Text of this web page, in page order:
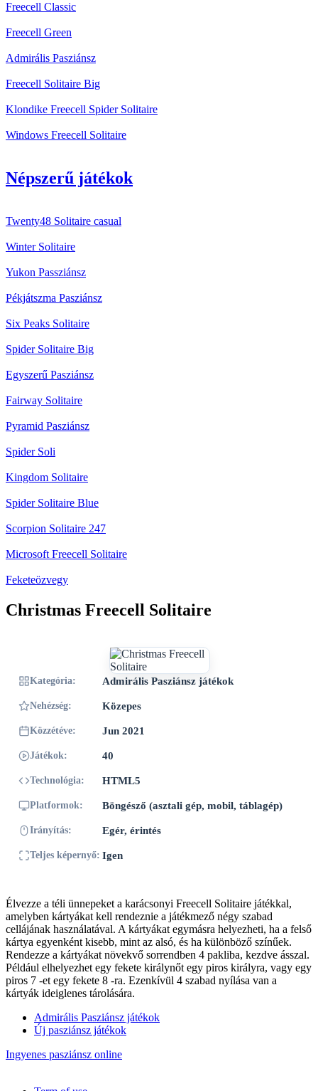
Freecell Classic
Freecell Green
Admirális Pasziánsz
Freecell Solitaire Big
Klondike Freecell Spider Solitaire
Windows Freecell Solitaire
Népszerű játékok
Twenty48 Solitaire casual
Winter Solitaire
Yukon Passziánsz
Pékjátszma Pasziánsz
Six Peaks Solitaire
Spider Solitaire Big
Egyszerű Pasziánsz
Fairway Solitaire
Pyramid Pasziánsz
Spider Soli
Kingdom Solitaire
Spider Solitaire Blue
Scorpion Solitaire 247
Microsoft Freecell Solitaire
Feketeözvegy
Christmas Freecell Solitaire
Kategória: Admirális Pasziánsz játékok
Nehézség: Közepes
Közzétéve: Jun 2021
Játékok: 40
Technológia: HTML5
Platformok: Böngésző (asztali gép, mobil, táblagép)
Irányítás: Egér, érintés
Teljes képernyő: Igen
Élvezze a téli ünnepeket a karácsonyi Freecell Solitaire játékkal,
amelyben kártyákat kell rendeznie a játékmező négy szabad
cellájának használatával. A kártyákat egymásra helyezheti, ha a felső
kártya egyenként kisebb, mint az alsó, és ha különböző színűek.
Rendezze a kártyákat növekvő sorrendben 4 pakliba, kezdve ásszal.
Például elhelyezhet egy fekete királynőt egy piros királyra, vagy egy
piros 7 -et egy fekete 8 -ra. Ezenkívül 4 szabad nyílása van a
kártyák ideiglenes tárolására.
Admirális Pasziánsz játékok
Új pasziánsz játékok
Ingyenes pasziánsz online